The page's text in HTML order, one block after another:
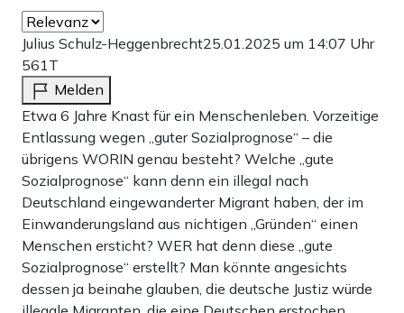
Julius Schulz-Heggenbrecht25.01.2025 um 14:07 Uhr
561T
Melden
Etwa 6 Jahre Knast für ein Menschenleben. Vorzeitige
Entlassung wegen „guter Sozialprognose“ – die
übrigens WORIN genau besteht? Welche „gute
Sozialprognose“ kann denn ein illegal nach
Deutschland eingewanderter Migrant haben, der im
Einwanderungsland aus nichtigen „Gründen“ einen
Menschen ersticht? WER hat denn diese „gute
Sozialprognose“ erstellt? Man könnte angesichts
dessen ja beinahe glauben, die deutsche Justiz würde